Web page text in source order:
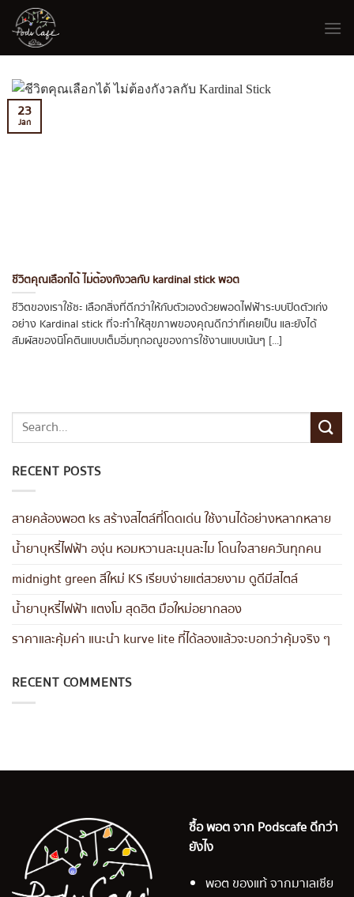
Skip
content
ชีวิตคุณเลือกได้ ไม่ต้องกังวลกับ kardinal stick พอต
ชีวิตของเราใช้ซะ เลือกสิ่งที่ดีกว่าให้กับตัวเองด้วยพอดไฟฟ้าระบบปิดตัวเก่ง
อย่าง Kardinal stick ที่จะทำให้สุขภาพของคุณดีกว่าที่เคยเป็น และยังได้
สัมผัสของนิโคตินแบบเต็มอิ่มทุกอณูของการใช้งานแบบเน้นๆ [...]
23
Jan
RECENT POSTS
สายคล้องพอต ks สร้างสไตล์ที่โดดเด่น ใช้งานได้อย่างหลากหลาย
น้ำยาบุหรี่ไฟฟ้า องุ่น หอมหวานละมุนละไม โดนใจสายควันทุกคน
midnight green สีใหม่ KS เรียบง่ายแต่สวยงาม ดูดีมีสไตล์
น้ำยาบุหรี่ไฟฟ้า แตงโม สุดฮิต มือใหม่อยากลอง
ราคาและคุ้มค่า แนะนำ kurve lite ที่ได้ลองแล้วจะบอกว่าคุ้มจริง ๆ
RECENT COMMENTS
ซื้อ พอต จาก Podscafe ดีกว่า
ยังไง
พอต ของแท้ จากมาเลเซีย